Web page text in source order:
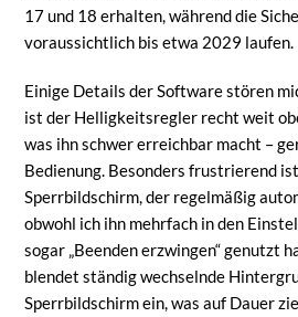
17 und 18 erhalten, während die
voraussichtlich bis etwa 2029 laufen.
Einige Details der Software stören
ist der Helligkeitsregler recht weit
was ihn schwer erreichbar macht –
Bedienung. Besonders frustrierend
Sperrbildschirm, der regelmäßig
obwohl ich ihn mehrfach in den
sogar „Beenden erzwingen“ genutzt
blendet ständig wechselnde
Sperrbildschirm ein, was auf Dauer